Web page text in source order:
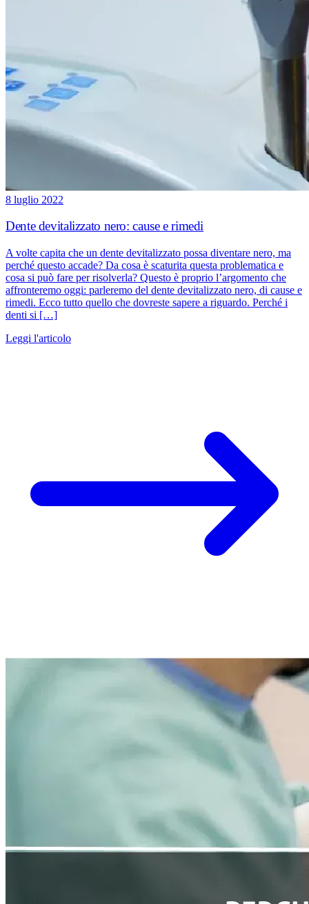
8 luglio 2022
Dente devitalizzato nero: cause e rimedi
A volte capita che un dente devitalizzato possa diventare nero, ma
perché questo accade? Da cosa è scaturita questa problematica e
cosa si può fare per risolverla? Questo è proprio l’argomento che
affronteremo oggi: parleremo del dente devitalizzato nero, di cause e
rimedi. Ecco tutto quello che dovreste sapere a riguardo. Perché i
denti si […]
Leggi l'articolo